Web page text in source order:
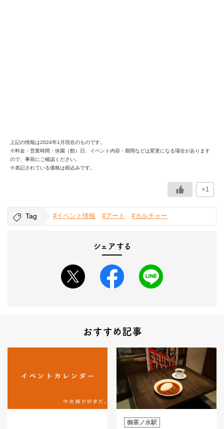
上記の情報は2024年1月現在のものです。
※料金・営業時間・休園（館）日、イベント内容・期間などは変更になる場合があります
ので、事前にご確認ください。
※表記されている価格は税込みです。
+1
Tag #イベント情報 #アート #カルチャー
シェアする
おすすめ記事
御茶ノ水駅